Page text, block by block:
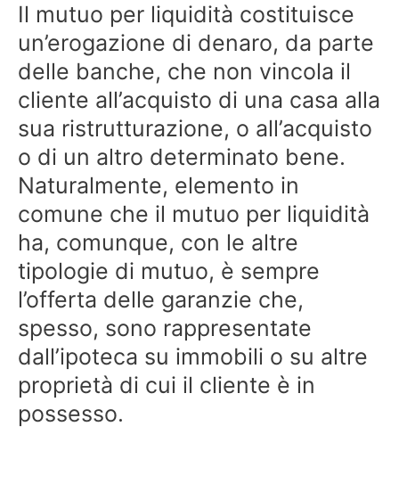
Il mutuo per liquidità costituisce
un’erogazione di denaro, da parte
delle banche, che non vincola il
cliente all’acquisto di una casa alla
sua ristrutturazione, o all’acquisto
o di un altro determinato bene.
Naturalmente, elemento in
comune che il mutuo per liquidità
ha, comunque, con le altre
tipologie di mutuo, è sempre
l’offerta delle garanzie che,
spesso, sono rappresentate
dall’ipoteca su immobili o su altre
proprietà di cui il cliente è in
possesso.